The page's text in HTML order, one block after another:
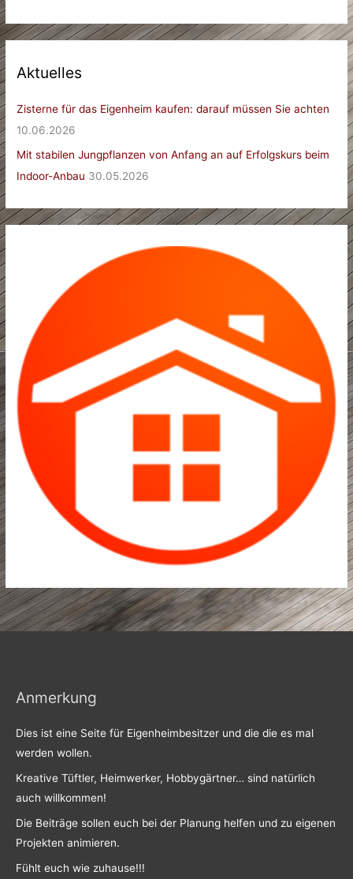
Aktuelles
Zisterne für das Eigenheim kaufen: darauf müssen Sie achten
10.06.2026
Mit stabilen Jungpflanzen von Anfang an auf Erfolgskurs beim
Indoor-Anbau 30.05.2026
Anmerkung
Dies ist eine Seite für Eigenheimbesitzer und die die es mal
werden wollen.
Kreative Tüftler, Heimwerker, Hobbygärtner… sind natürlich
auch willkommen!
Die Beiträge sollen euch bei der Planung helfen und zu eigenen
Projekten animieren.
Fühlt euch wie zuhause!!!